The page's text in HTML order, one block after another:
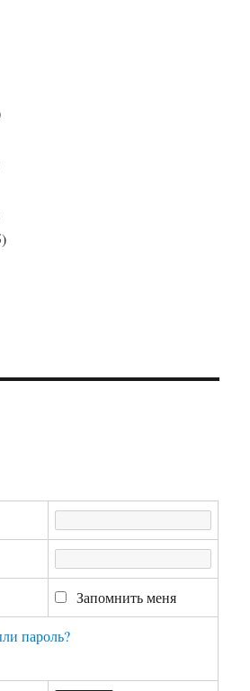
Запомнить меня
пароль?